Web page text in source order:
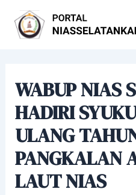
konten
WABUP NIAS
HADIRI
ULANG
PANGKALAN
LAUT NIAS
navigation